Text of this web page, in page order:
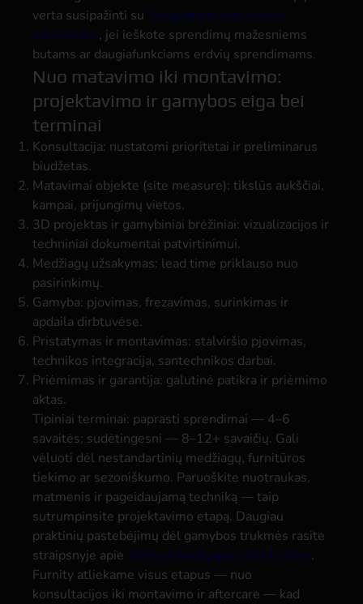
verta susipažinti su Daugiafunkcinio dizaino
naujovėmis, jei ieškote sprendimų mažesniems
butams ar daugiafunkciams erdvių sprendimams.
Nuo matavimo iki montavimo:
projektavimo ir gamybos eiga bei
terminai
Konsultacija: nustatomi prioritetai ir preliminarus
biudžetas.
Matavimai objekte (site measure): tikslūs aukščiai,
kampai, prijungimų vietos.
3D projektas ir gamybiniai brėžiniai: vizualizacijos ir
techniniai dokumentai patvirtinimui.
Medžiagų užsakymas: lead time priklauso nuo
pasirinkimų.
Gamyba: pjovimas, frezavimas, surinkimas ir
apdaila dirbtuvėse.
Pristatymas ir montavimas: stalviršio pjovimas,
technikos integracija, santechnikos darbai.
Priėmimas ir garantija: galutinė patikra ir priėmimo
aktas.
Tipiniai terminai: paprasti sprendimai — 4–6
savaitės; sudėtingesni — 8–12+ savaičių. Gali
vėluoti dėl nestandartinių medžiagų, furnitūros
tiekimo ar sezoniškumo. Paruoškite nuotraukas,
matmenis ir pageidaujamą techniką — taip
sutrumpinsite projektavimo etapą. Daugiau
praktinių pastebėjimų dėl gamybos trukmės rasite
straipsnyje apie virtuvės baldų gamybos trukmę.
Furnity atliekame visus etapus — nuo
konsultacijos iki montavimo ir aftercare — kad